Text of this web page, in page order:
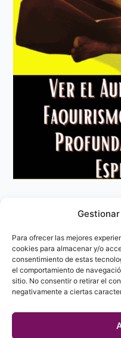
Para ofrecer las mejores
cookies para almacenar y/o
consentimiento de estas
el comportamiento de
sitio. No consentir o retirar el
negativamente a ciertas